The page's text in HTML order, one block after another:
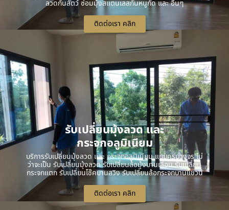
ลวดกันสัตว์ ซ่อมมุ้งสแตนเลสกันหนูกัด และ อื่นๆ
ติดต่อเรา คลิก
รับเปลี่ยนมุ้งลวด และ
กระจกอลูมิเนียม
บริการรับเปลี่ยนมุ้งลวด และ กระจกอลูมิเนียม แบบครบวงจร ไม่
ว่าจะเป็น รับเปลี่ยนมุ้งลวด รับเปลี่ยนล้อมุ้งบานเลื่อน รับเปลี่ยน
กระจกแตก รับเปลี่ยนโช๊คบานสวิง รับเปลี่ยนล้อกระจกบานแขวน
ติดต่อเรา คลิก